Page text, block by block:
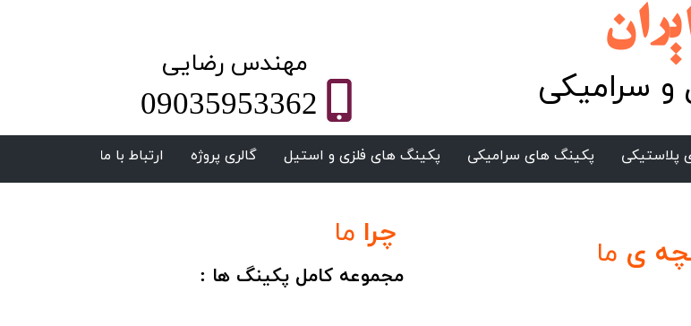
و سرامیکی
​مهندس رضایی
09035953362
پلاستیکی پکینگ های سرامیکی پکینگ های فلزی و استیل گالری پروژه ارتباط با ما
چرا ما
مجموعه کامل پکینگ ها :
ی ما